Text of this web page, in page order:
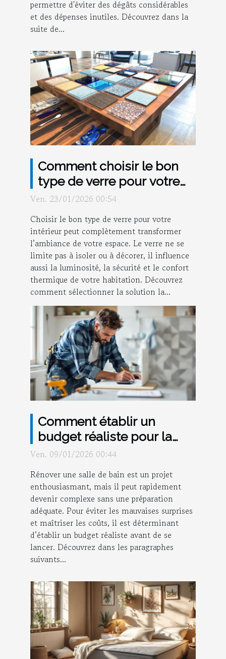
permettre d'éviter des dégâts considérables
et des dépenses inutiles. Découvrez dans la
suite de...
Comment choisir le bon
type de verre pour votre
intérieur ?
Ven. 23/01/2026 00:54
Choisir le bon type de verre pour votre
intérieur peut complètement transformer
l’ambiance de votre espace. Le verre ne se
limite pas à isoler ou à décorer, il influence
aussi la luminosité, la sécurité et le confort
thermique de votre habitation. Découvrez
comment sélectionner la solution la...
Comment établir un
budget réaliste pour la
rénovation de salle de
Ven. 09/01/2026 00:44
Rénover une salle de bain est un projet
enthousiasmant, mais il peut rapidement
devenir complexe sans une préparation
adéquate. Pour éviter les mauvaises surprises
et maîtriser les coûts, il est déterminant
d’établir un budget réaliste avant de se
lancer. Découvrez dans les paragraphes
suivants...